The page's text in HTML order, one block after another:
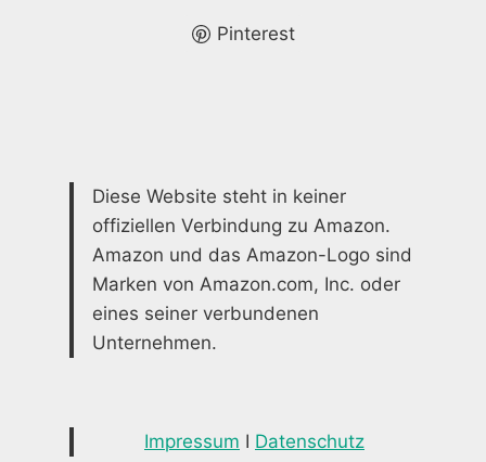
ZUHAUSEPinterest
Diese Website steht in keiner
offiziellen Verbindung zu Amazon.
Amazon und das Amazon-Logo sind
Marken von Amazon.com, Inc. oder
eines seiner verbundenen
Unternehmen.
Impressum I Datenschutz